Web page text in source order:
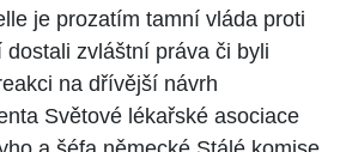
je prozatím tamní vláda proti
zvláštní práva či byli
na dřívější návrh
Světové lékařské asociace